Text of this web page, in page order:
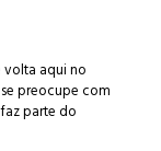
aqui no
preocupe com
parte do